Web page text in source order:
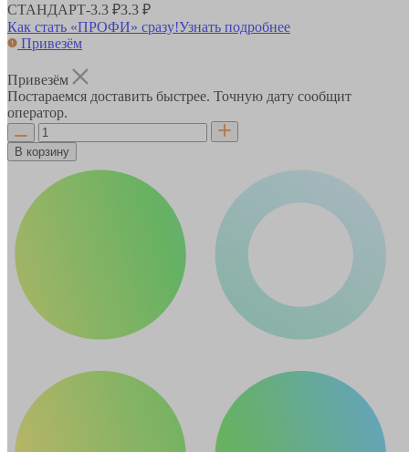
СТАНДАРТ-3.3 ₽3.3 ₽
Как стать «ПРОФИ» сразу!Узнать подробнее
Привезём
Привезём
Постараемся доставить быстрее. Точную дату сообщит
оператор.
В корзину